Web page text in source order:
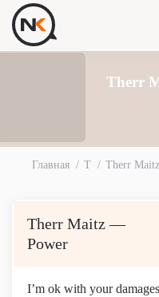
Therr
Главная T Therr Maitz
Therr Maitz —
Power
I’m ok with your damages